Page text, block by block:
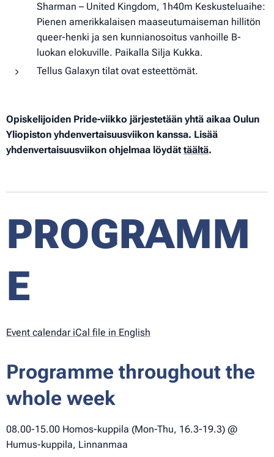
Sharman – United Kingdom, 1h40m Keskusteluaihe:
Pienen amerikkalaisen maaseutumaiseman hillitön
queer-henki ja sen kunnianosoitus vanhoille B-
luokan elokuville. Paikalla Silja Kukka.
Tellus Galaxyn tilat ovat esteettömät.
Opiskelijoiden Pride-viikko järjestetään yhtä aikaa Oulun
Yliopiston yhdenvertaisuusviikon kanssa. Lisää
yhdenvertaisuusviikon ohjelmaa löydät täältä.
PROGRAMM
E
Event calendar iCal file in English
Programme throughout the
whole week
08.00-15.00 Homos-kuppila (Mon-Thu, 16.3-19.3) @
Humus-kuppila, Linnanmaa